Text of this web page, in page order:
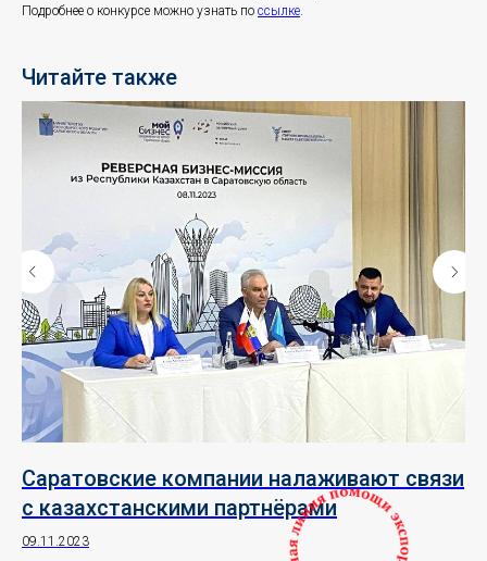
Подробнее о конкурсе можно узнать по ссылке.
Читайте также
Саратовские компании налаживают связи
с казахстанскими партнёрами
09.11.2023